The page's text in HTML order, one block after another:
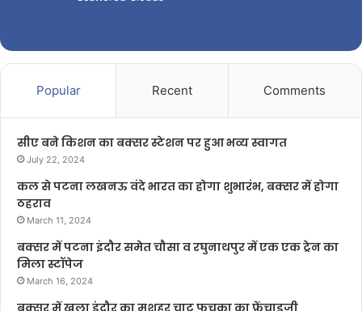
Popular Recent Comments
सीए बने किशन का बक्सर स्टेशन पर हुआ भव्य स्वागत
July 22, 2024
कल से पटना लखनऊ वंदे भारत का होगा शुभारंभ, बक्सर में होगा
ठहराव
March 11, 2024
बक्सर में पटना इंदौर समेत चौसा व रघुनाथपुर में एक एक ट्रेन का
मिला स्टॉपेज
March 16, 2024
बक्सर में खुला इंदौर का मशहूर चाट फुचका का फ्रेंचाइजी